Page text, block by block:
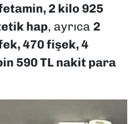
2 kilo 925
hap, ayrıca 2
470 fişek, 4
590 TL nakit para